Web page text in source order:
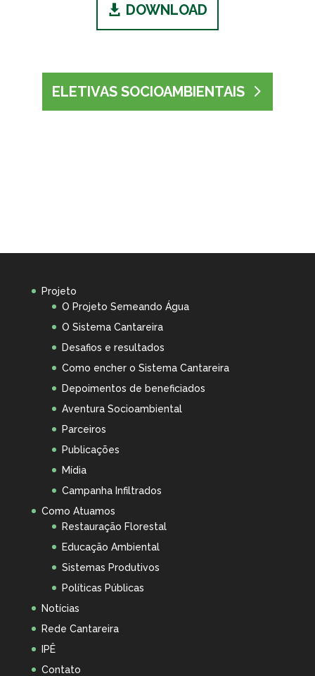
DOWNLOAD
ELETIVAS SOCIOAMBIENTAIS
Projeto
O Projeto Semeando Água
O Sistema Cantareira
Desafios e resultados
Como encher o Sistema Cantareira
Depoimentos de beneficiados
Aventura Socioambiental
Parceiros
Publicações
Mídia
Campanha Infiltrados
Como Atuamos
Restauração Florestal
Educação Ambiental
Sistemas Produtivos
Políticas Públicas
Notícias
Rede Cantareira
IPÊ
Contato